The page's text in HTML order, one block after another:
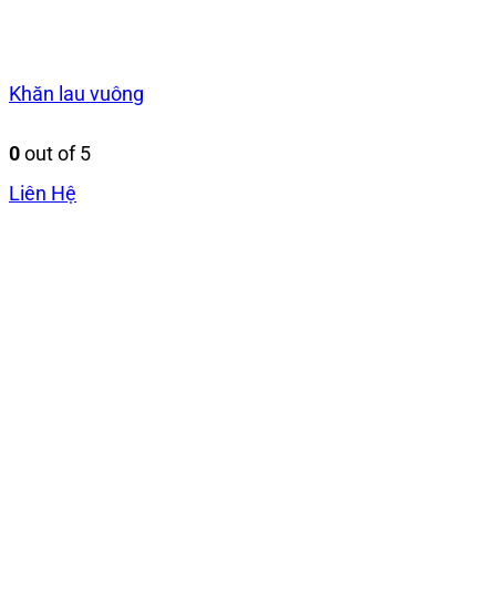
Khăn lau vuông
0out of 5
Liên Hệ